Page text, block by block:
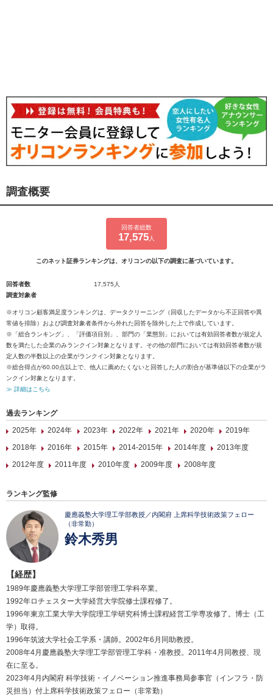
調査概要
回答者総数
17,575 人
このネット証券ランキングは、オリコンの以下の調査に基づいています。
回答者数
17,575人
調査対象者
※オリコン顧客満足度ランキングは、データクリーニング（回収したデータから不正回答や異
常値を排除）および調査対象者条件から外れた回答を除外した上で作成しています。
※「総合ランキング」、「評価項目別」、部門の「業態別」においては有効回答者数が規定人
数を満たした企業のみランクイン対象となります。その他の部門においては有効回答者数が規
定人数の半数以上の企業がランクイン対象となります。
※総合得点が60.00点以上で、他人に薦めたくないと回答した人の割合が基準値以下の企業がラ
ンクイン対象となります。
≫ 詳細はこちら
過去ランキング
2025年
2024年 2023年 2022年 2021年 2020年
2019年
2018年
2016年 2015年 2014-2015年 2014年度
2013年度
2012年度
2011年度 2010年度 2009年度 2008年度
ランキング監修
慶應義塾大学理工学部教授／内閣府 上席科学技術政策フェロー
（非常勤）
鈴木秀男
【経歴】
1989年慶應義塾大学理工学部管理工学科卒業。
1992年ロチェスター大学経営大学院修士課程修了。
1996年東京工業大学大学院理工学研究科博士課程経営工学専攻修了。博士（工
学）取得。
1996年筑波大学社会工学系・講師。2002年6月同助教授。
2008年4月慶應義塾大学理工学部管理工学科・准教授。2011年4月同教授、現
在に至る。
2023年4月内閣府 科学技術・イノベーション推進事務局参事官（インフラ・防
災担当）付上席科学技術政策フェロー（非常勤）